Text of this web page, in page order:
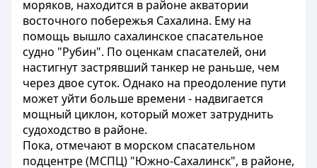
моряков, находится в районе акватории
восточного побережья Сахалина. Ему на
помощь вышло сахалинское спасательное
судно "Рубин". По оценкам спасателей, они
настигнут застрявший танкер не раньше, чем
через двое суток. Однако на преодоление пути
может уйти больше времени - надвигается
мощный циклон, который может затруднить
судоходство в районе.
Пока, отмечают в морском спасательном
подцентре (МСПЦ) "Южно-Сахалинск", в районе,